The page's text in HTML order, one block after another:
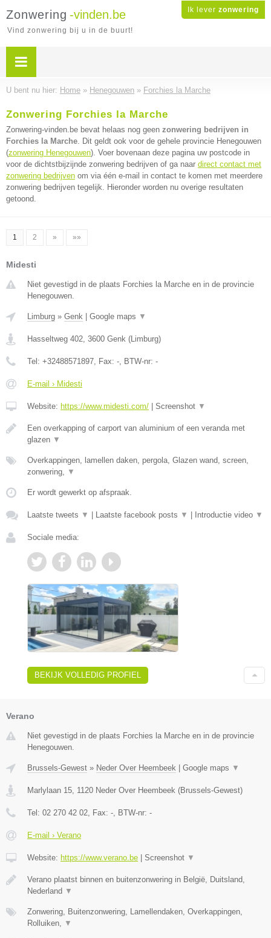
Ik lever zonwering
Zonwering -vinden.be
Vind zonwering bij u in de buurt!
U bent nu hier: Home » Henegouwen » Forchies la Marche
Zonwering Forchies la Marche
Zonwering-vinden.be bevat helaas nog geen zonwering bedrijven in
Forchies la Marche. Dit geldt ook voor de gehele provincie Henegouwen
(zonwering Henegouwen). Voer bovenaan deze pagina uw postcode in
voor de dichtstbijzijnde zonwering bedrijven of ga naar direct contact met
zonwering bedrijven om via één e-mail in contact te komen met meerdere
zonwering bedrijven tegelijk. Hieronder worden nu overige resultaten
getoond.
1 2 » »»
Midesti
Niet gevestigd in de plaats Forchies la Marche en in de provincie
Henegouwen.
Limburg » Genk Google maps ▼
Hasseltweg 402, 3600 Genk (Limburg)
Tel: +32488571897, Fax: -, BTW-nr: -
E-mail › Midesti
Website: https://www.midesti.com/ Screenshot ▼
Een overkapping of carport van aluminium of een veranda met
glazen ▼
Overkappingen, lamellen daken, pergola, Glazen wand, screen,
zonwering, ▼
Er wordt gewerkt op afspraak.
Laatste tweets ▼ Laatste facebook posts ▼ Introductie video ▼
Sociale media:
BEKIJK VOLLEDIG PROFIEL
Verano
Niet gevestigd in de plaats Forchies la Marche en in de provincie
Henegouwen.
Brussels-Gewest » Neder Over Heembeek Google maps ▼
Marlylaan 15, 1120 Neder Over Heembeek (Brussels-Gewest)
Tel: 02 270 42 02, Fax: -, BTW-nr: -
E-mail › Verano
Website: https://www.verano.be Screenshot ▼
Verano plaatst binnen en buitenzonwering in België, Duitsland,
Nederland ▼
Zonwering, Buitenzonwering, Lamellendaken, Overkappingen,
Rolluiken, ▼